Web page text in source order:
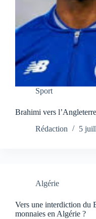
Sport
Brahimi vers
Rédaction
5
Algérie
Vers une interdiction du
monnaies en Algérie ?